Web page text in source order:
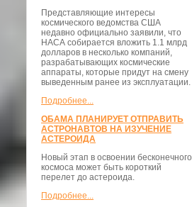
Представляющие интересы
космического ведомства США
недавно официально заявили, что
НАСА собирается вложить 1.1 млрд
долларов в несколько компаний,
разрабатывающих космические
аппараты, которые придут на смену
выведенным ранее из эксплуатации.
Подробнее...
ОБАМА ПЛАНИРУЕТ ОТПРАВИТЬ
АСТРОНАВТОВ НА ИЗУЧЕНИЕ
АСТЕРОИДА
Новый этап в освоении бесконечного
космоса может быть короткий
перелет до астероида.
Подробнее...